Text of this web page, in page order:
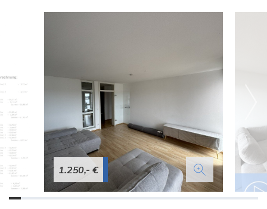
1.250,- €